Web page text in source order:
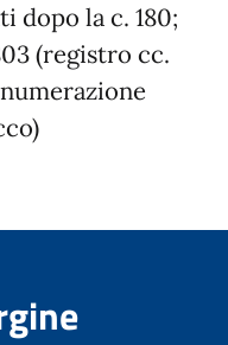
dopo la c. 180;
(registro cc.